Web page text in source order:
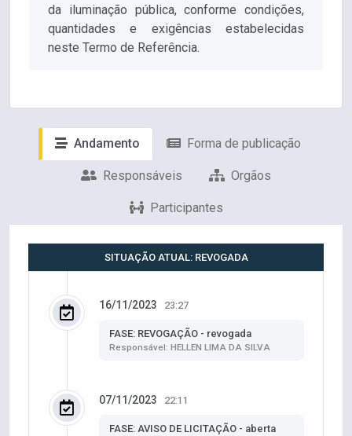
da iluminação pública, conforme condições,
quantidades e exigências estabelecidas
neste Termo de Referência.
Andamento Forma de publicação
Responsáveis Orgãos
Participantes
SITUAÇÃO ATUAL: REVOGADA
16/11/2023 23:27
FASE: REVOGAÇÃO - revogada
Responsável: HELLEN LIMA DA SILVA
07/11/2023 22:11
FASE: AVISO DE LICITAÇÃO - aberta